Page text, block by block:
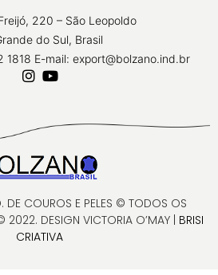
220 – São Leopoldo
do Sul, Brasil
1818 E-mail: export@bolzano.ind.br
DE COUROS E PELES © TODOS OS
2022. DESIGN VICTORIA O’MAY | BRISI
CRIATIVA